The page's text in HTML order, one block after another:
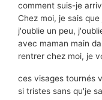
comment suis-je
Chez moi, je sais
j'oublie un peu,
avec maman main
rentrer chez moi, je
ces visages tournés
si tristes sans qu'je